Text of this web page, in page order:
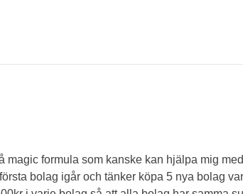
magic formula som kanske kan hjälpa mig
bolag igår och tänker köpa 5 nya bolag